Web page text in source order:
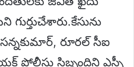
రూరల్ సీఐ
పోలీసు సిబ్బందిని ఎస్పీ